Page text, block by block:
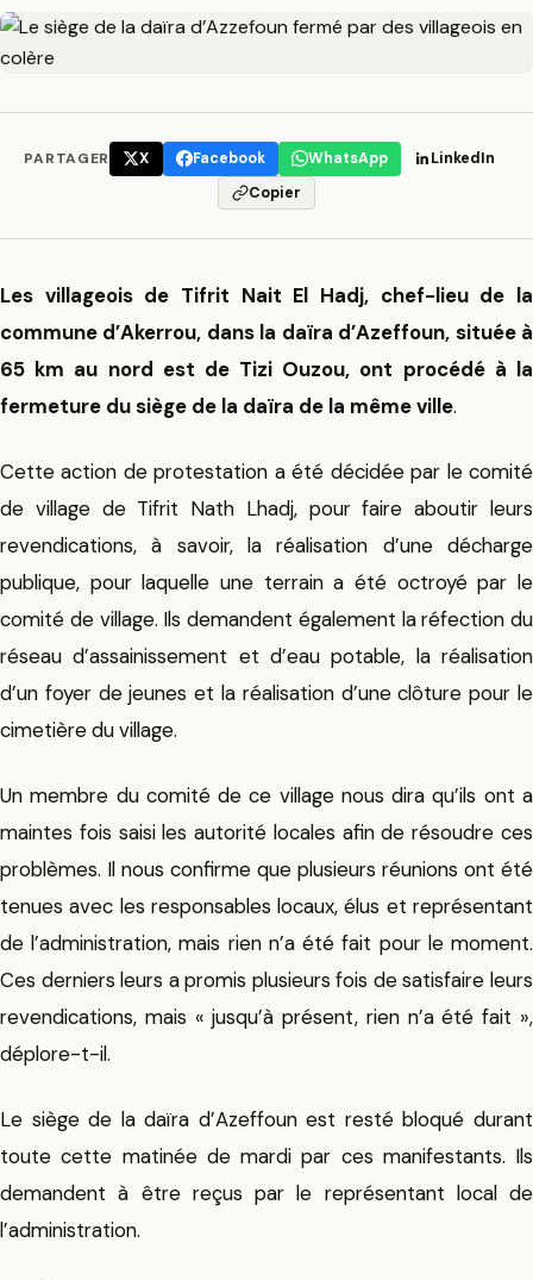
PARTAGER X Facebook WhatsApp
LinkedIn
Copier
Les villageois de Tifrit Nait El Hadj, chef-lieu de la
commune d’Akerrou, dans la daïra d’Azeffoun, située à
65 km au nord est de Tizi Ouzou, ont procédé à la
fermeture du siège de la daïra de la même ville.
Cette action de protestation a été décidée par le comité
de village de Tifrit Nath Lhadj, pour faire aboutir leurs
revendications, à savoir, la réalisation d’une décharge
publique, pour laquelle une terrain a été octroyé par le
comité de village. Ils demandent également la réfection du
réseau d’assainissement et d’eau potable, la réalisation
d’un foyer de jeunes et la réalisation d’une clôture pour le
cimetière du village.
Un membre du comité de ce village nous dira qu’ils ont a
maintes fois saisi les autorité locales afin de résoudre ces
problèmes. Il nous confirme que plusieurs réunions ont été
tenues avec les responsables locaux, élus et représentant
de l’administration, mais rien n’a été fait pour le moment.
Ces derniers leurs a promis plusieurs fois de satisfaire leurs
revendications, mais « jusqu’à présent, rien n’a été fait »,
déplore-t-il.
Le siège de la daïra d’Azeffoun est resté bloqué durant
toute cette matinée de mardi par ces manifestants. Ils
demandent à être reçus par le représentant local de
l’administration.